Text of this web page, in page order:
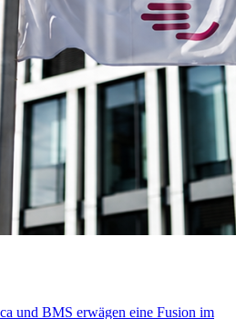
und BMS erwägen eine Fusion im